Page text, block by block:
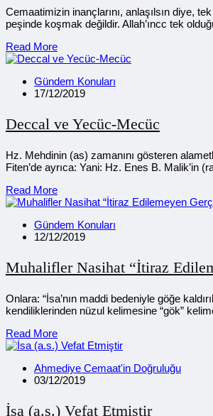
Cemaatimizin inançlarını, anlaşılsın diye,
peşinde koşmak değildir. Allah’ıncc tek
Read More
Gündem Konuları
17/12/2019
Deccal ve Yecüc-Mecüc
Hz. Mehdinin (as) zamanını gösteren
Fiten’de ayrıca: Yani: Hz. Enes B. Malik’in
Read More
Gündem Konuları
12/12/2019
Muhalifler Nasihat “İtiraz
Onlara: “İsa’nın maddi bedeniyle göğe
kendiliklerinden nüzul kelimesine “gök”
Read More
Ahmediye Cemaat'in Doğruluğu
03/12/2019
İsa (a.s.) Vefat Etmiştir